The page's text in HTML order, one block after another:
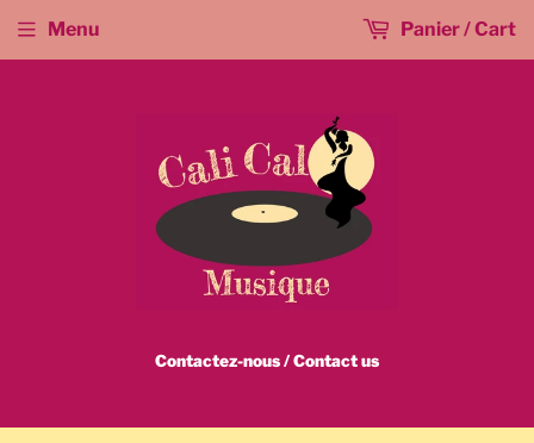
Contactez-nous / Contact us
Menu Panier / Cart